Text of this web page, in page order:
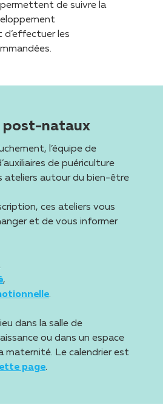
de suivre la
les
post-nataux
l’équipe de
de puériculture
ateliers autour du bien-être
ces ateliers vous
et de vous informer
,
,
.
dans la salle de
ou dans un espace
maternité. Le calendrier est
page.